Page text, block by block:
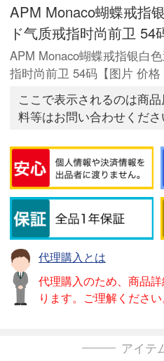
APM Monaco蝴蝶戒指
ド气质戒指时尚前卫 54
APM Monaco蝴蝶戒指银白
指时尚前卫 54码【图片 价
ここで表示されるのは商
料等はお問い合わせくださ
代理購入とは
代理購入のため、商品
ります。ご理解ください
アイテ